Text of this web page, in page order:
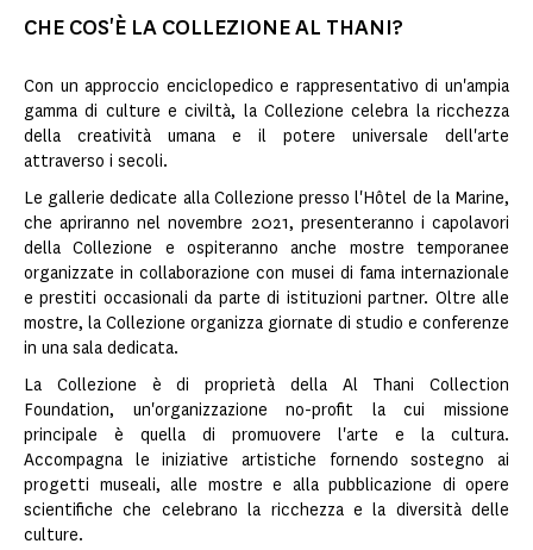
CHE COS'È LA COLLEZIONE AL THANI?
Con un approccio enciclopedico e rappresentativo di un'ampia
gamma di culture e civiltà, la Collezione celebra la ricchezza
della creatività umana e il potere universale dell'arte
attraverso i secoli.
Le gallerie dedicate alla Collezione presso l'Hôtel de la Marine,
che apriranno nel novembre 2021, presenteranno i capolavori
della Collezione e ospiteranno anche mostre temporanee
organizzate in collaborazione con musei di fama internazionale
e prestiti occasionali da parte di istituzioni partner. Oltre alle
mostre, la Collezione organizza giornate di studio e conferenze
in una sala dedicata.
La Collezione è di proprietà della Al Thani Collection
Foundation, un'organizzazione no-profit la cui missione
principale è quella di promuovere l'arte e la cultura.
Accompagna le iniziative artistiche fornendo sostegno ai
progetti museali, alle mostre e alla pubblicazione di opere
scientifiche che celebrano la ricchezza e la diversità delle
culture.